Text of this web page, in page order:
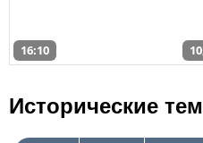
16:10
Исторические